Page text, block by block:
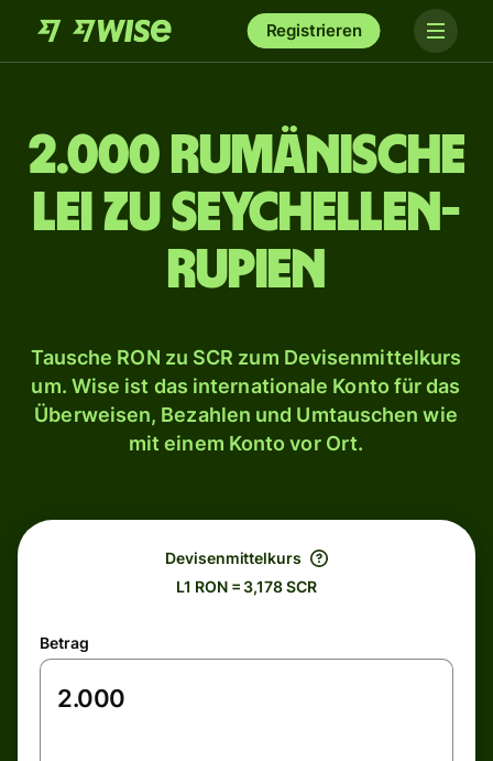
Registrieren
2.000 rumänische
Lei zu Seychellen-
Rupien
Tausche RON zu SCR zum Devisenmittelkurs
um. Wise ist das internationale Konto für das
Überweisen, Bezahlen und Umtauschen wie
mit einem Konto vor Ort.
Devisenmittelkurs
L1 RON = 3,178 SCR
Betrag